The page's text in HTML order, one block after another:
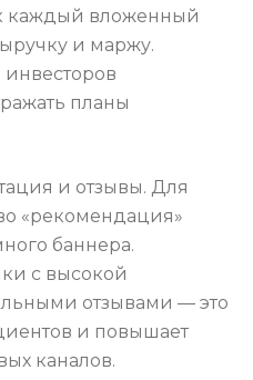
каждый вложенный
и маржу.
планы
и отзывы. Для
«рекомендация»
баннера.
с высокой
отзывами — это
и повышает
каналов.